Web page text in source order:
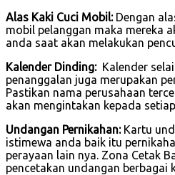
Alas Kaki Cuci Mobil:Dengan
mobil pelanggan maka mereka
anda saat akan melakukan
Kalender Dinding:Kalender
penanggalan juga merupakan
Pastikan nama perusahaan
akan mengintakan kepada
Undangan Pernikahan:Kartu
istimewa anda baik itu
perayaan lain nya. Zona Cetak
pencetakan undangan berbagai